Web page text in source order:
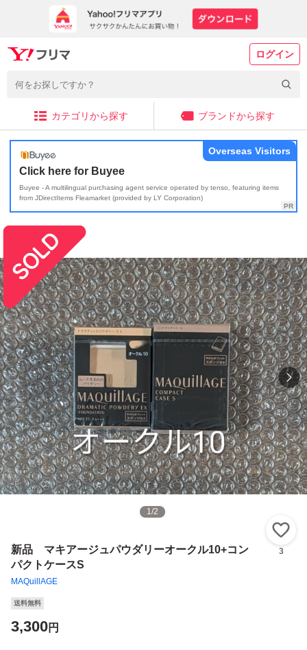
ログイン
カテゴリから探す ブランドから探す
Click here for Buyee
Buyee - A multilingual purchasing agent service operated by tenso, featuring items
from JDirectItems Fleamarket (provided by LY Corporation)
Overseas Visitors
1/2
新品 マキアージュパウダリーオークル10+コン
パクトケースS
MAQuillAGE
3
送料無料
3,300円